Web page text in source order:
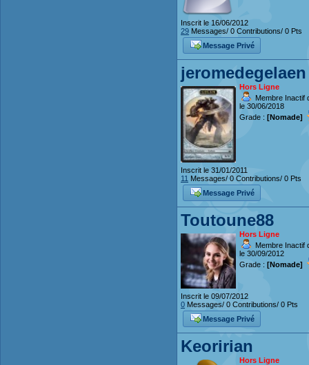
Inscrit le 16/06/2012
29 Messages/ 0 Contributions/ 0 Pts
Message Privé
jeromedegelaen
Hors Ligne
Membre Inactif
le 30/06/2018
Grade : [Nomade]
Inscrit le 31/01/2011
11 Messages/ 0 Contributions/ 0 Pts
Message Privé
Toutoune88
Hors Ligne
Membre Inactif
le 30/09/2012
Grade : [Nomade]
Inscrit le 09/07/2012
0 Messages/ 0 Contributions/ 0 Pts
Message Privé
Keoririan
Hors Ligne